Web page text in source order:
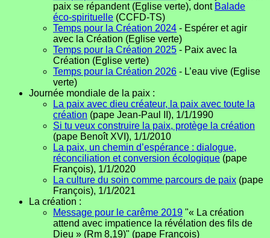
paix se répandent (Eglise verte), dont Balade
éco-spirituelle (CCFD-TS)
Temps pour la Création 2024 - Espérer et agir
avec la Création (Eglise verte)
Temps pour la Création 2025 - Paix avec la
Création (Eglise verte)
Temps pour la Création 2026 - L’eau vive (Eglise
verte)
Journée mondiale de la paix :
La paix avec dieu créateur, la paix avec toute la
création (pape Jean-Paul II), 1/1/1990
Si tu veux construire la paix, protège la création
(pape Benoît XVI), 1/1/2010
La paix, un chemin d’espérance : dialogue,
réconciliation et conversion écologique (pape
François), 1/1/2020
La culture du soin comme parcours de paix (pape
François), 1/1/2021
La création :
Message pour le carême 2019 "« La création
attend avec impatience la révélation des fils de
Dieu » (Rm 8,19)" (pape François)